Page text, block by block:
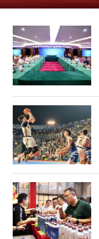
关于我们